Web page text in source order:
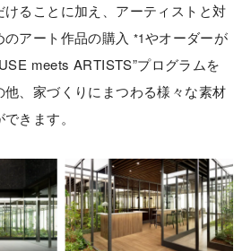
けることに加え、アーティストと対
アート作品の購入 *1やオーダーが
meets ARTISTS”プログラムを
、家づくりにまつわる様々な素材
きます。